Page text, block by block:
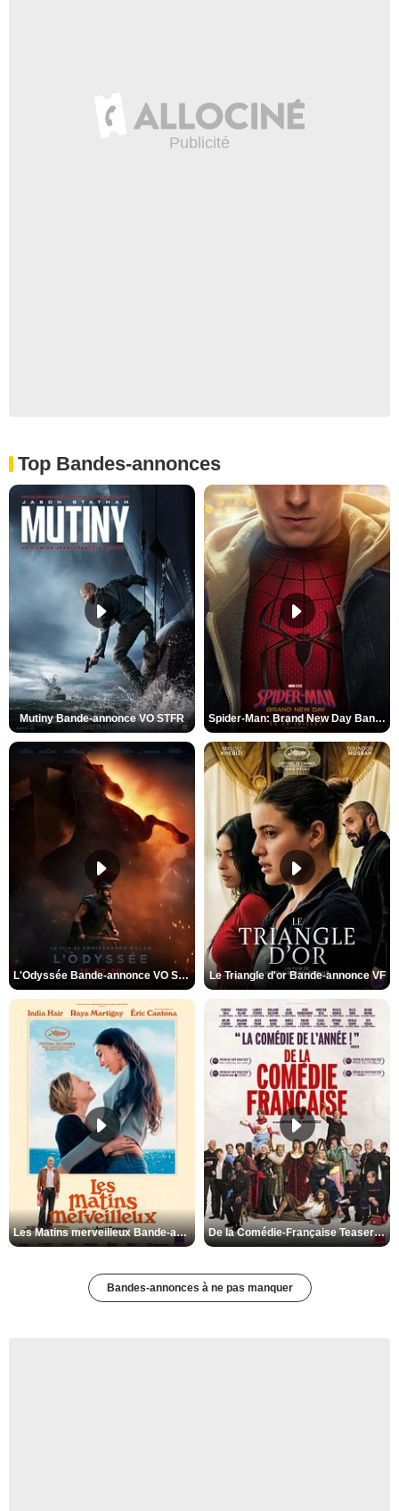
Top Bandes-annonces
Mutiny Bande-annonce VO STFR Spider-Man: Brand New Day Bande-annonce VO STFR
L'Odyssée Bande-annonce VO STFR Le Triangle d'or Bande-annonce VF
Les Matins merveilleux Bande-annonce VF De la Comédie-Française Teaser VF
Bandes-annonces à ne pas manquer